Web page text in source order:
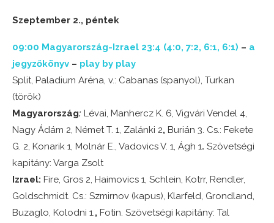
Szeptember 2., péntek
09:00 Magyarország-Izrael 23:4 (4:0, 7:2, 6:1, 6:1) – a
jegyzőkönyv – play by play
Split, Paladium Aréna, v.: Cabanas (spanyol), Turkan
(török)
Magyarország: Lévai, Manhercz K. 6, Vigvári Vendel 4,
Nagy Ádám 2, Német T. 1, Zalánki 2, Burián 3. Cs.: Fekete
G. 2, Konarik 1, Molnár E., Vadovics V. 1, Ágh 1. Szövetségi
kapitány: Varga Zsolt
Izrael: Fire, Gros 2, Haimovics 1, Schlein, Kotrr, Rendler,
Goldschmidt. Cs.: Szmirnov (kapus), Klarfeld, Grondland,
Buzaglo, Kolodni 1., Fotin. Szövetségi kapitány: Tal